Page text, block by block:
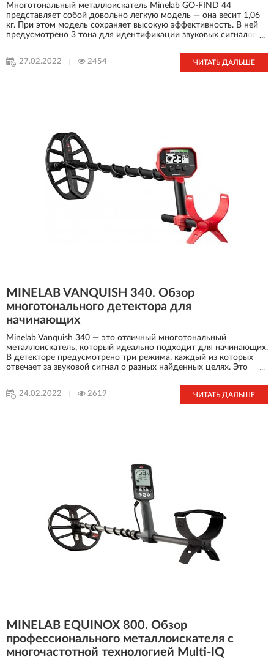
Многотональный металлоискатель Minelab GO-FIND 44
представляет собой довольно легкую модель — она весит 1,06
кг. При этом модель сохраняет высокую эффективность. В ней
предусмотрено 3 тона для идентификации звуковых сигналов.
Прибор станет отличным решением для новичков. В нем
сочетаются невысокая цена и достаточный уровень
эффективности, предусмотрено три режима поиска и 4 уровня
чувствительности. Это значит, что устройство довольно
...
27.02.2022 2454 ЧИТАТЬ ДАЛЬШЕ
MINELAB VANQUISH 340. Обзор
многотонального детектора для
начинающих
Minelab Vanquish 340 — это отличный многотональный
металлоискатель, который идеально подходит для начинающих.
В детекторе предусмотрено три режима, каждый из которых
отвечает за звуковой сигнал о разных найденных целях. Это
облегчает поисковые работы, позволяя без раскопки
идентифицировать предмет и отсеивать ненужное. Это легкая и
компактная модель, которая весит всего лишь 1,2 кг. При этом
она достаточно эффективна и производительна. В данной
...
24.02.2022 2619 ЧИТАТЬ ДАЛЬШЕ
MINELAB EQUINOX 800. Обзор
профессионального металлоискателя с
многочастотной технологией Multi-IQ